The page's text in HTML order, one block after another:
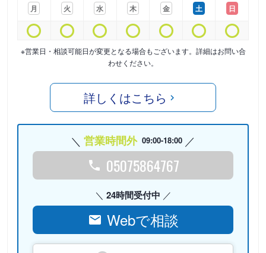
月
火
水
木
金
土
日
※営業日・相談可能日が変更となる場合もございます。詳細はお問い合
わせください。
詳しくはこちら
営業時間外 09:00-18:00
05075864767
24時間受付中
Webで相談